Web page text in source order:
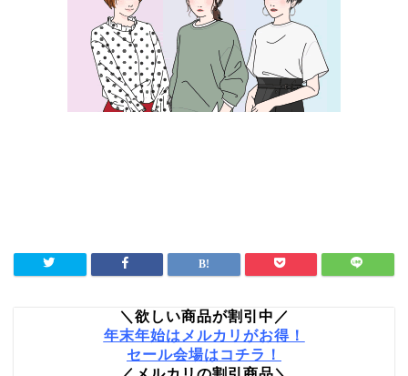
＼欲しい商品が割引中／
年末年始はメルカリがお得！
セール会場はコチラ！